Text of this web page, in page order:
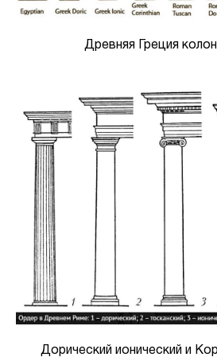
Древняя Греция
Дорический ионический и